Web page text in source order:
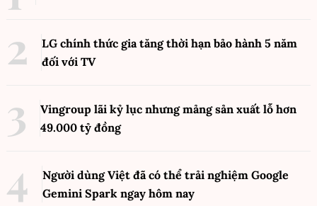
LG chính thức gia tăng thời hạn bảo hành 5 năm
đối với TV
Vingroup lãi kỷ lục nhưng mảng sản xuất lỗ hơn
49.000 tỷ đồng
Người dùng Việt đã có thể trải nghiệm Google
Gemini Spark ngay hôm nay